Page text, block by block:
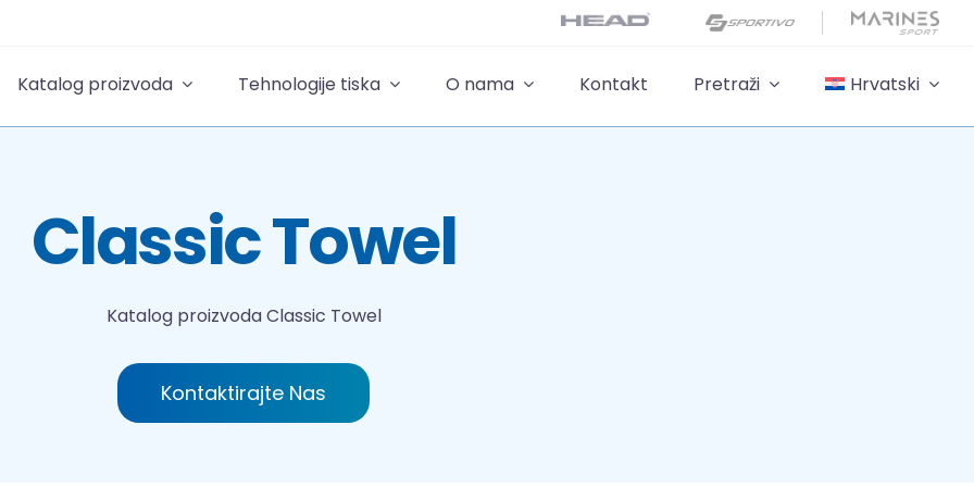
Katalog proizvoda Tehnologije tiska O nama Kontakt Pretraži Hrvatski
Classic Towel
Katalog proizvodaClassic Towel
Kontaktirajte Nas